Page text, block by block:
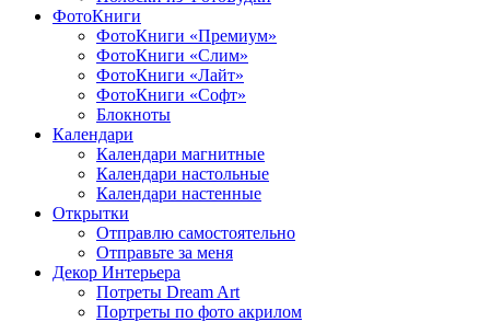
ФотоКниги
ФотоКниги «Премиум»
ФотоКниги «Слим»
ФотоКниги «Лайт»
ФотоКниги «Софт»
Блокноты
Календари
Календари магнитные
Календари настольные
Календари настенные
Открытки
Отправлю самостоятельно
Отправьте за меня
Декор Интерьера
Потреты Dream Art
Портреты по фото акрилом